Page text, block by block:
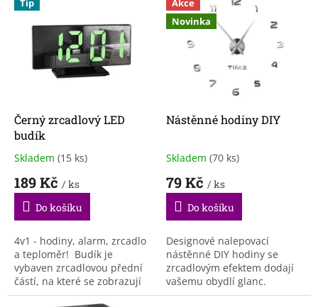
dý
d
u
k
ů
Tip
Černý zrcadlový LED
budík
Průměrné
produktu
3,5
5
hvězdiček.
Skladem (15 ks)
189 Kč / ks
Do košíku
4v1 - hodiny, alarm, zrcadlo
a teploměr! Budík je
vybaven zrcadlovou přední
částí, na které se zobrazují
informace, jako je čas a
Akce
Novinka
Nástěnné hodiny DIY
Průměrné
produktu
4,3
5
hvězdiček.
Skladem (70 ks)
79 Kč / ks
Do košíku
Designové nalepovací
nástěnné DIY hodiny se
zrcadlovým efektem dodají
vašemu obydlí glanc.